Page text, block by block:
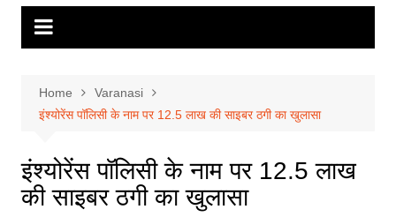
Home
Varanasi
इंश्योरेंस पॉलिसी के नाम पर 12.5 लाख की साइबर ठगी का खुलासा
इंश्योरेंस पॉलिसी के नाम पर 12.5 लाख
की साइबर ठगी का खुलासा